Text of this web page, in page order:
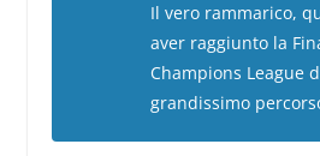
Il vero rammarico,
aver raggiunto la
Champions League
grandissimo